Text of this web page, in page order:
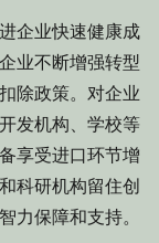
企业快速健康成
业不断增强转型
除政策。对企业
发机构、学校等
享受进口环节增
科研机构留住创
力保障和支持。